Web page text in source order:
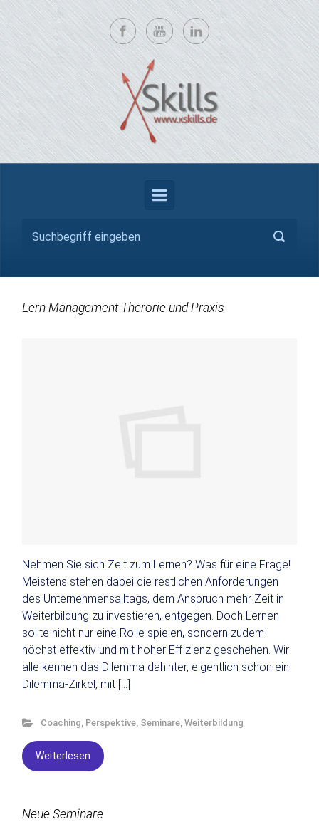
Zum Hauptinhalt springen
Lern Management Therorie und Praxis
Nehmen Sie sich Zeit zum Lernen? Was für eine Frage!
Meistens stehen dabei die restlichen Anforderungen
des Unternehmensalltags, dem Anspruch mehr Zeit in
Weiterbildung zu investieren, entgegen. Doch Lernen
sollte nicht nur eine Rolle spielen, sondern zudem
höchst effektiv und mit hoher Effizienz geschehen. Wir
alle kennen das Dilemma dahinter, eigentlich schon ein
Dilemma-Zirkel, mit […]
Coaching Perspektive, Seminare, Weiterbildung
Weiterlesen
Neue Seminare